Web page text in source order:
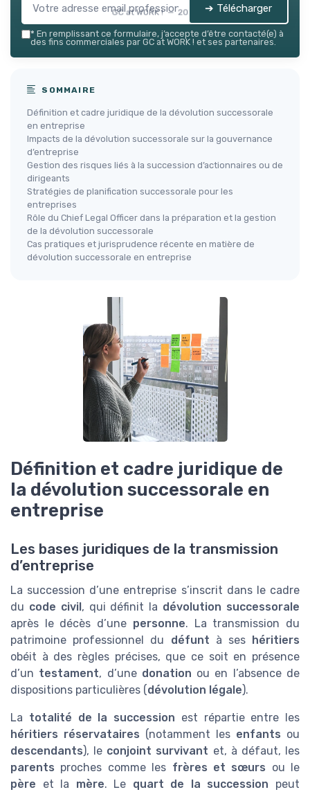
GC at WORK ! — 2026 ➔ Télécharger
* En remplissant ce formulaire, j’accepte d’être contacté(e) à
des fins commerciales par GC at WORK ! et ses partenaires.
SOMMAIRE
Définition et cadre juridique de la dévolution successorale
en entreprise
Impacts de la dévolution successorale sur la gouvernance
d’entreprise
Gestion des risques liés à la succession d’actionnaires ou de
dirigeants
Stratégies de planification successorale pour les
entreprises
Rôle du Chief Legal Officer dans la préparation et la gestion
de la dévolution successorale
Cas pratiques et jurisprudence récente en matière de
dévolution successorale en entreprise
Définition et cadre juridique de
la dévolution successorale en
entreprise
Les bases juridiques de la transmission
d’entreprise
La succession d’une entreprise s’inscrit dans le cadre
du code civil, qui définit la dévolution successorale
après le décès d’une personne. La transmission du
patrimoine professionnel du défunt à ses héritiers
obéit à des règles précises, que ce soit en présence
d’un testament, d’une donation ou en l’absence de
dispositions particulières (dévolution légale).
La totalité de la succession est répartie entre les
héritiers réservataires (notamment les enfants ou
descendants), le conjoint survivant et, à défaut, les
parents proches comme les frères et sœurs ou le
père et la mère. Le quart de la succession peut